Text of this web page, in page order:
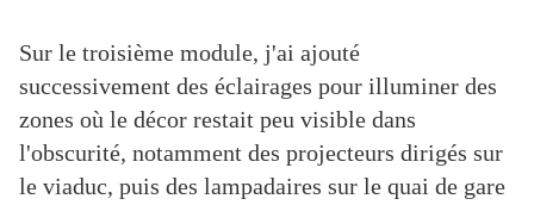
Sur le troisième module, j'ai ajouté
successivement des éclairages pour illuminer des
zones où le décor restait peu visible dans
l'obscurité, notamment des projecteurs dirigés sur
le viaduc, puis des lampadaires sur le quai de gare